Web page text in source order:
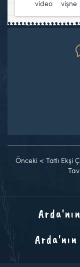
video
vişne
Önceki < Tatlı Ekşi